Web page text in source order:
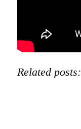
Related posts: